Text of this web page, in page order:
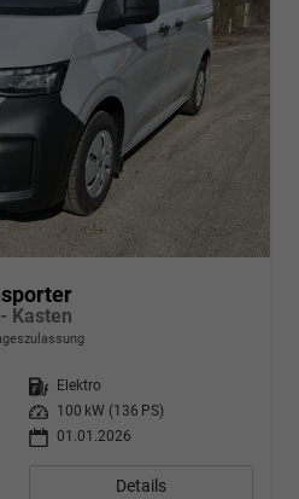
Kasten
Kraftstoff
Elektro
Leistung
100 kW (136 PS)
01.01.2026
Details